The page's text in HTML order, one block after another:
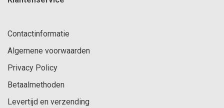
Contactinformatie
Algemene voorwaarden
Privacy Policy
Betaalmethoden
Levertijd en verzending